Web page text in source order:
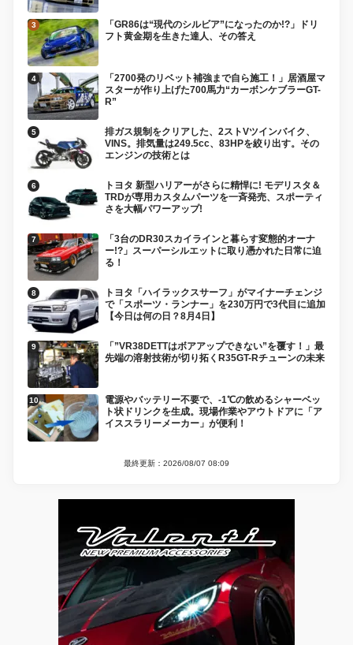
「GR86は“現代のシルビア”になったのか!?」ドリ
フト黄金期を生きた達人、その答え
「2700発のリベット補強まで自ら施工！」居酒屋マ
スターが作り上げた700馬力“カーボンケブラーGT-
R”
排ガス規制をクリアした、2ストVツインバイク、
VINS。排気量は249.5cc、83HPを絞り出す。その
エンジンの技術とは
トヨタ 新型ハリアーがさらに精悍に! モデリスタ＆
TRDが専用カスタムパーツを一斉発売、スポーティ
さを大幅パワーアップ!
「3台のDR30スカイラインと暮らす変態的オーナ
ー!?」スーパーシルエットに取り憑かれた日常に迫
る！
トヨタ「ハイラックスサーフ」がマイナーチェンジ
で「スポーツ・ランナー」を230万円で3代目に追加
【今日は何の日？8月4日】
「”VR38DETTはボアアップできない”を覆す！」最
先端の溶射技術が切り拓くR35GT-Rチューンの未来
電源やバッテリー不要で、-1℃の飲めるシャーベッ
ト状ドリンクを生成。現場作業やアウトドアに「ア
イススラリーメーカー」が便利！
最終更新：2026/08/07 08:09